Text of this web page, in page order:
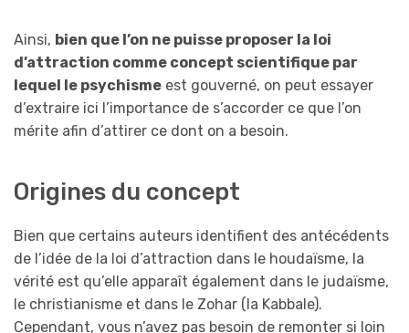
Ainsi, bien que l’on ne puisse proposer la loi
d’attraction comme concept scientifique par
lequel le psychisme est gouverné, on peut essayer
d’extraire ici l’importance de s’accorder ce que l’on
mérite afin d’attirer ce dont on a besoin.
Origines du concept
Bien que certains auteurs identifient des antécédents
de l’idée de la loi d’attraction dans le houdaïsme, la
vérité est qu’elle apparaît également dans le judaïsme,
le christianisme et dans le Zohar (la Kabbale).
Cependant, vous n’avez pas besoin de remonter si loin